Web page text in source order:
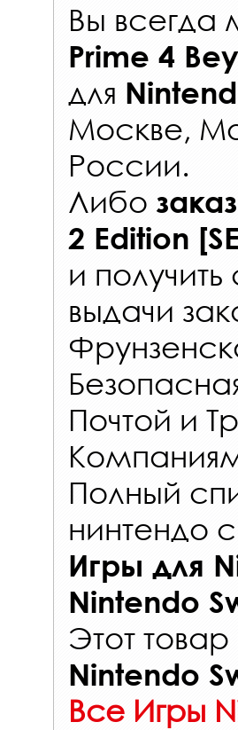
Вы всегда
Prime 4
для
Москве,
России.
Либо
2 Edition
и
выдачи
Почтой и
Полный
нинтендо
Игры для
Nintendo
Этот
Nintendo
Все Игры